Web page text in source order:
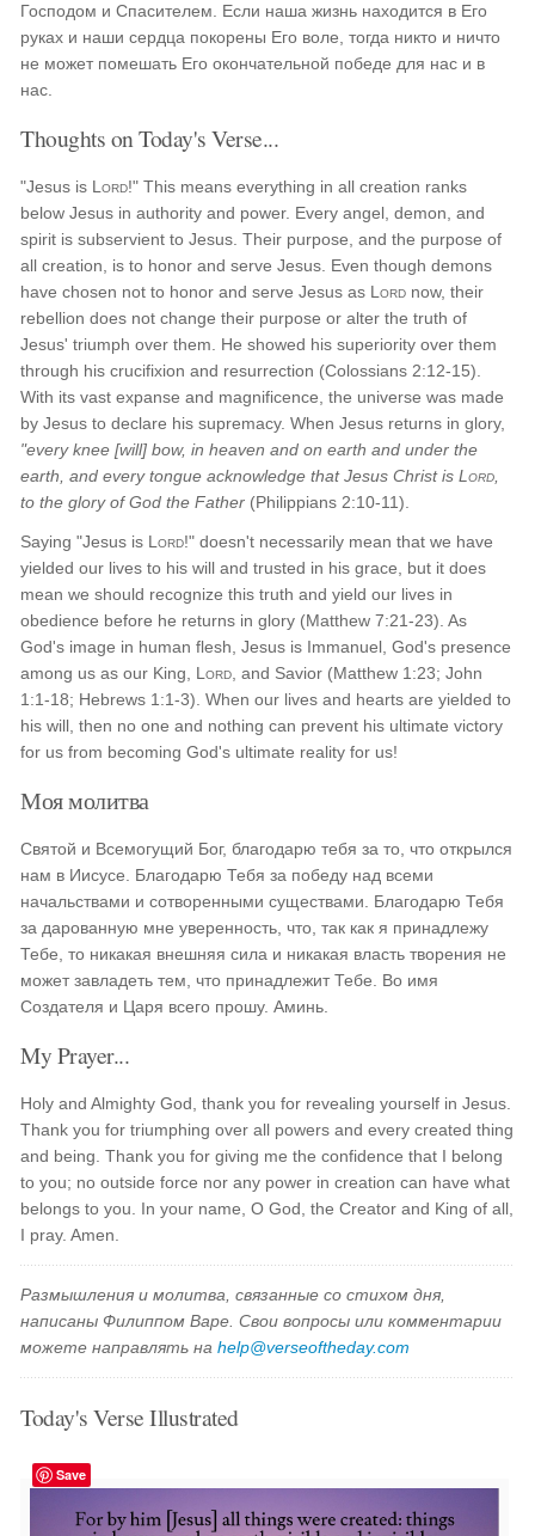
Господом и Спасителем. Если наша жизнь находится в Его
руках и наши сердца покорены Его воле, тогда никто и ничто
не может помешать Его окончательной победе для нас и в
нас.
Thoughts on Today's Verse...
"Jesus is Lord!" This means everything in all creation ranks
below Jesus in authority and power. Every angel, demon, and
spirit is subservient to Jesus. Their purpose, and the purpose of
all creation, is to honor and serve Jesus. Even though demons
have chosen not to honor and serve Jesus as Lord now, their
rebellion does not change their purpose or alter the truth of
Jesus' triumph over them. He showed his superiority over them
through his crucifixion and resurrection (Colossians 2:12-15).
With its vast expanse and magnificence, the universe was made
by Jesus to declare his supremacy. When Jesus returns in glory,
"every knee [will] bow, in heaven and on earth and under the
earth, and every tongue acknowledge that Jesus Christ isLord
to the glory of God the Father (Philippians 2:10-11).
Saying "Jesus is Lord!" doesn't necessarily mean that we have
yielded our lives to his will and trusted in his grace, but it does
mean we should recognize this truth and yield our lives in
obedience before he returns in glory (Matthew 7:21-23). As
God's image in human flesh, Jesus is Immanuel, God's presence
among us as our King, Lord , and Savior (Matthew 1:23; John
1:1-18; Hebrews 1:1-3). When our lives and hearts are yielded to
his will, then no one and nothing can prevent his ultimate victory
for us from becoming God's ultimate reality for us!
Моя молитва
Святой и Всемогущий Бог, благодарю тебя за то, что открылся
нам в Иисусе. Благодарю Тебя за победу над всеми
начальствами и сотворенными существами. Благодарю Тебя
за дарованную мне уверенность, что, так как я принадлежу
Тебе, то никакая внешняя сила и никакая власть творения не
может завладеть тем, что принадлежит Тебе. Во имя
Создателя и Царя всего прошу. Аминь.
My Prayer...
Holy and Almighty God, thank you for revealing yourself in Jesus.
Thank you for triumphing over all powers and every created thing
and being. Thank you for giving me the confidence that I belong
to you; no outside force nor any power in creation can have what
belongs to you. In your name, O God, the Creator and King of all,
I pray. Amen.
Размышления и молитва, связанные со стихом дня,
написаны Филиппом Варе. Свои вопросы или комментарии
можете направлять наhelp@verseoftheday.com
Today's Verse Illustrated
Save